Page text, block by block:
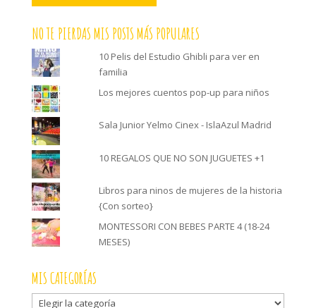
NO TE PIERDAS MIS POSTS MÁS POPULARES
10 Pelis del Estudio Ghibli para ver en
familia
Los mejores cuentos pop-up para niños
Sala Junior Yelmo Cinex - IslaAzul Madrid
10 REGALOS QUE NO SON JUGUETES +1
Libros para ninos de mujeres de la historia
{Con sorteo}
MONTESSORI CON BEBES PARTE 4 (18-24
MESES)
MIS CATEGORÍAS
Mis